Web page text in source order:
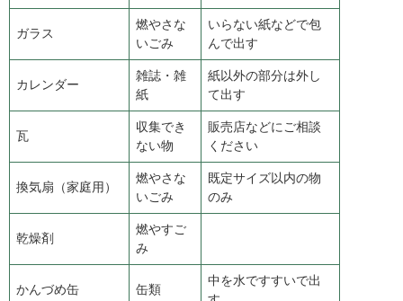
ガラス
燃やさな
いごみ
いらない紙などで包
んで出す
カレンダー
雑誌・雑
紙
紙以外の部分は外し
て出す
瓦
収集でき
ない物
販売店などにご相談
ください
換気扇（家庭用）
燃やさな
いごみ
既定サイズ以内の物
のみ
乾燥剤
燃やすご
み
かんづめ缶 缶類
中を水ですすいで出